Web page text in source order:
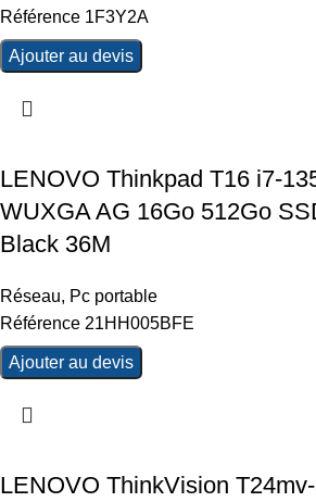
Référence 1F3Y2A
Ajouter au devis
LENOVO Thinkpad T16 i7-
WUXGA AG 16Go 512Go
Black 36M
Réseau, Pc portable
Référence 21HH005BFE
Ajouter au devis
LENOVO ThinkVision